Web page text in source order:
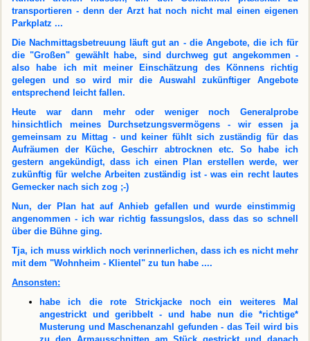
transportieren - denn der Arzt hat noch nicht mal einen eigenen
Parkplatz ...
Die Nachmittagsbetreuung läuft gut an - die Angebote, die ich für
die "Großen" gewählt habe, sind durchweg gut angekommen -
also habe ich mit meiner Einschätzung des Könnens richtig
gelegen und so wird mir die Auswahl zukünftiger Angebote
entsprechend leicht fallen.
Heute war dann mehr oder weniger noch Generalprobe
hinsichtlich meines Durchsetzungsvermögens - wir essen ja
gemeinsam zu Mittag - und keiner fühlt sich zuständig für das
Aufräumen der Küche, Geschirr abtrocknen etc. So habe ich
gestern angekündigt, dass ich einen Plan erstellen werde, wer
zukünftig für welche Arbeiten zuständig ist - was ein recht lautes
Gemecker nach sich zog ;-)
Nun, der Plan hat auf Anhieb gefallen und wurde einstimmig
angenommen - ich war richtig fassungslos, dass das so schnell
über die Bühne ging.
Tja, ich muss wirklich noch verinnerlichen, dass ich es nicht mehr
mit dem "Wohnheim - Klientel" zu tun habe ....
Ansonsten:
habe ich die rote Strickjacke noch ein weiteres Mal
angestrickt und geribbelt - und habe nun die *richtige*
Musterung und Maschenanzahl gefunden - das Teil wird bis